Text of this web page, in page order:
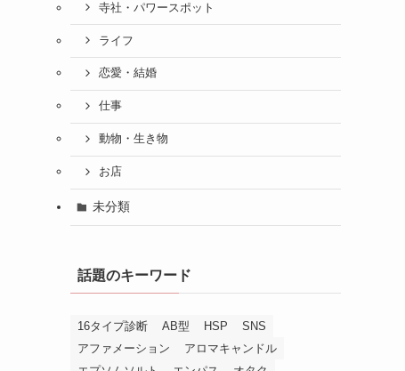
寺社・パワースポット
ライフ
恋愛・結婚
仕事
動物・生き物
お店
未分類
話題のキーワード
16タイプ診断 AB型 HSP
SNS
アファメーション
アロマキャンドル